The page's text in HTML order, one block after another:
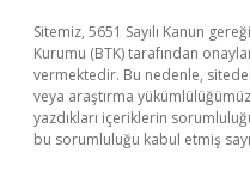
Sitemiz, 5651 Sayılı Kanun
Kurumu (BTK) tarafından
vermektedir. Bu nedenle,
veya araştırma
yazdıkları içeriklerin
bu sorumluluğu kabul etmiş